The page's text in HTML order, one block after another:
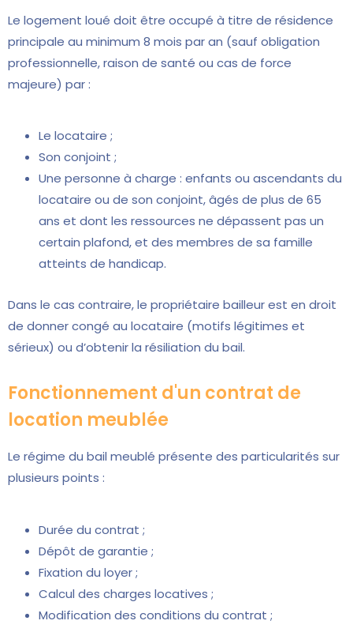
Le logement loué doit être occupé à titre de résidence
principale au minimum 8 mois par an (sauf obligation
professionnelle, raison de santé ou cas de force
majeure) par :
Le locataire ;
Son conjoint ;
Une personne à charge : enfants ou ascendants du
locataire ou de son conjoint, âgés de plus de 65
ans et dont les ressources ne dépassent pas un
certain plafond, et des membres de sa famille
atteints de handicap.
Dans le cas contraire, le propriétaire bailleur est en droit
de donner congé au locataire (motifs légitimes et
sérieux) ou d’obtenir la résiliation du bail.
Fonctionnement d'un contrat de
location meublée
Le régime du bail meublé présente des particularités sur
plusieurs points :
Durée du contrat ;
Dépôt de garantie ;
Fixation du loyer ;
Calcul des charges locatives ;
Modification des conditions du contrat ;